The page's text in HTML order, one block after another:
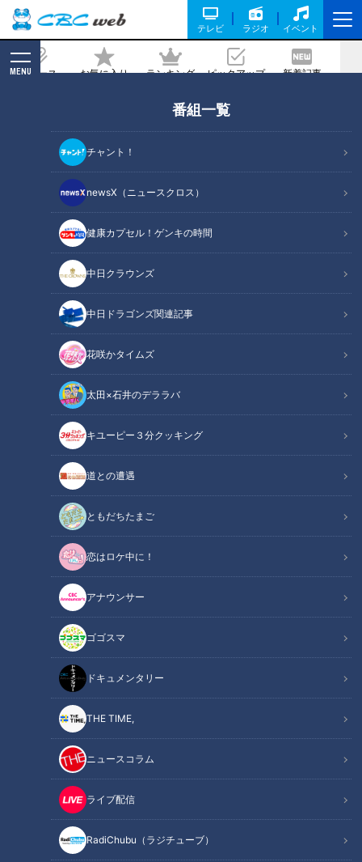
テレビ ラジオ イベント
ニュース お気に入り ランキング ピックアップ 新着記事
MENU
番組一覧
チャント！
newsX（ニュースクロス）
健康カプセル！ゲンキの時間
中日クラウンズ
中日ドラゴンズ関連記事
花咲かタイムズ
太田×石井のデララバ
キユーピー３分クッキング
道との遭遇
ともだちたまご
恋はロケ中に！
アナウンサー
ゴゴスマ
ドキュメンタリー
THE TIME,
ニュースコラム
ライブ配信
RadiChubu（ラジチューブ）
2019/04/22 19:00
チャント！
姉さん！いいとこ見つけました
今回は最近注目のエリア、三重県・伊勢志摩へ！
ゴールデンウィークのお出かけにもおすすめのスポットを巡る
のは、いとうあさこと後輩芸人ゆーびーむ☆
動物たちとの距離0メートル！あさこもびっくり？
サービス満点のボリュームと値段に大仰天!?「海鮮タワー
丼」に舌鼓
「伊勢忍者キングダム」で忍者体験!? 空を舞うあさこにハ
プニング！
オススメ関連コンテンツ
動物たちとの距離0メートル！あさこもびっく